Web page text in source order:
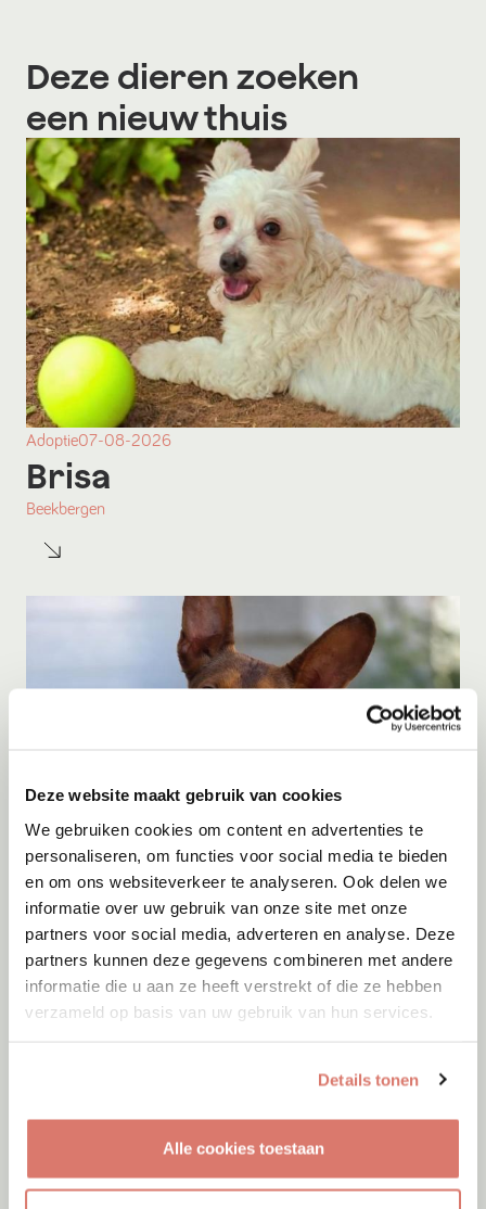
Deze website maakt gebruik van cookies
We gebruiken cookies om content en advertenties te
personaliseren, om functies voor social media te bieden
en om ons websiteverkeer te analyseren. Ook delen we
informatie over uw gebruik van onze site met onze
partners voor social media, adverteren en analyse. Deze
partners kunnen deze gegevens combineren met andere
informatie die u aan ze heeft verstrekt of die ze hebben
verzameld op basis van uw gebruik van hun services.
Details tonen
Alle cookies toestaan
Deze dieren zoeken
een nieuw thuis
Adoptie07-08-2026
Brisa
Beekbergen
Adoptie 07-08-2026
Bambi
Amersfoort